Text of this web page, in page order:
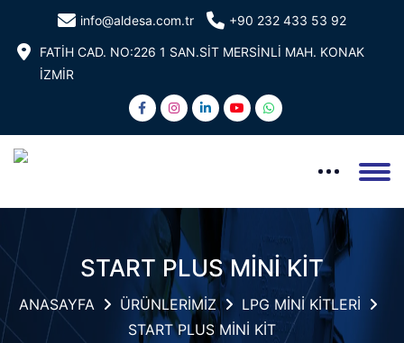
info@aldesa.com.tr +90 232 433 53 92
FATİH CAD. NO:226 1 SAN.SİT MERSİNLİ MAH. KONAK
İZMİR
START PLUS MİNİ KİT
ANASAYFA ÜRÜNLERİMİZ
LPG MİNİ KİTLERİ
START PLUS MİNİ KİT